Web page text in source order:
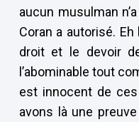
aucun musulman
Coran a autorisé.
droit et le devoir
l’abominable tout
est innocent de
avons là une